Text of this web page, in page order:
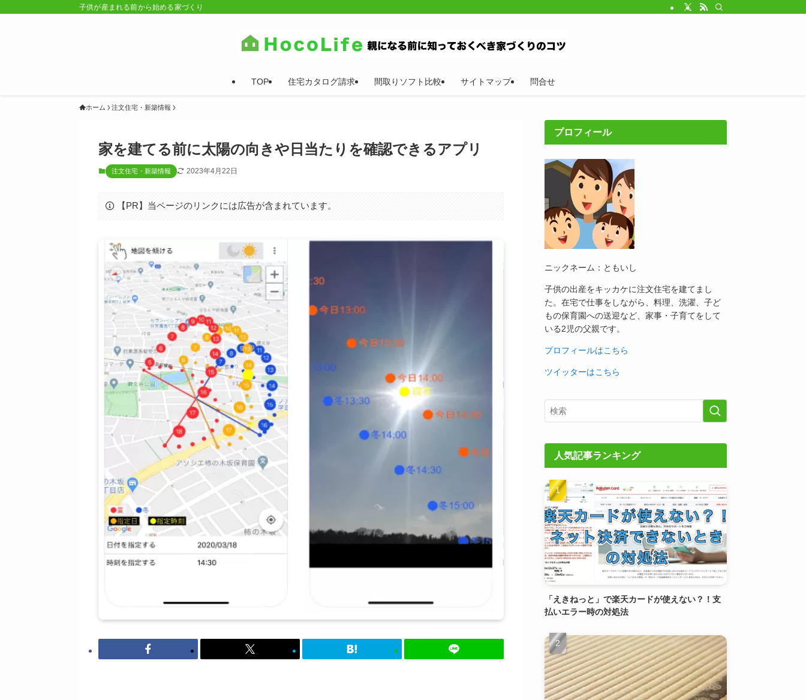
子供が産まれる前から始める家づくり
TOP 住宅カタログ請求 間取りソフト比較 サイトマップ 問合せ
ホーム 注文住宅・新築情報
家を建てる前に太陽の向きや日当たりを確認できるアプリ
注文住宅・新築情報 2023年4月22日
【PR】当ページのリンクには広告が含まれています。
プロフィール
ニックネーム：ともいし
子供の出産をキッカケに注文住宅を建てまし
た。在宅で仕事をしながら、料理、洗濯、子ど
もの保育園への送迎など、家事・子育てをして
いる2児の父親です。
プロフィールはこちら
ツイッターはこちら
人気記事ランキング
「えきねっと」で楽天カードが使えない？！支
払いエラー時の対処法